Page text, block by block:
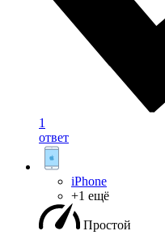
1
ответ
iPhone
+1 ещё
Простой